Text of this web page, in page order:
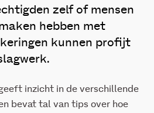
zelf of mensen
hebben met
kunnen profijt
inzicht in de verschillende
bevat tal van tips over hoe